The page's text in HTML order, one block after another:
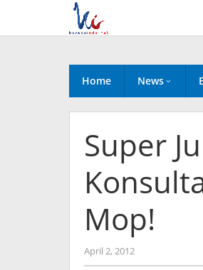
content
Home News
Super
Mop!
April 2, 2012by
Koreanindo